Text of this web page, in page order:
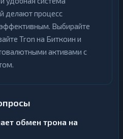
делают процесс
Выбирайте
Tron на Биткоин и
активами с
обмен трона на